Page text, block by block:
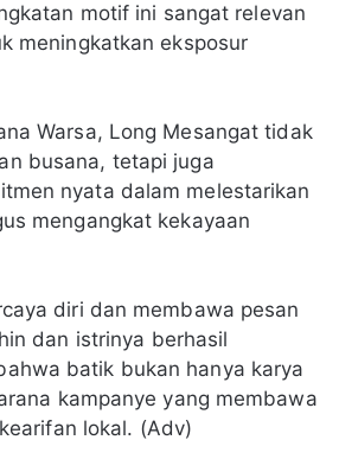
motif ini sangat relevan
meningkatkan eksposur
Warsa, Long Mesangat tidak
busana, tetapi juga
nyata dalam melestarikan
mengangkat kekayaan
diri dan membawa pesan
dan istrinya berhasil
batik bukan hanya karya
kampanye yang membawa
lokal. (Adv)